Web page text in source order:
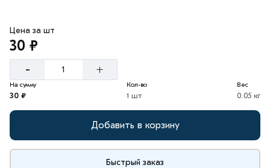
Цена за шт
30 ₽
- +
На сумму
30 ₽
Кол-во
1 шт
Вес
0.05 кг
Добавить в корзину
Быстрый заказ